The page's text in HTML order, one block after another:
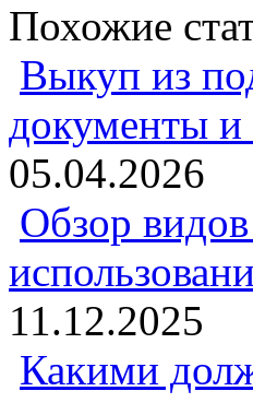
Похожие
Выкуп из
документы и
05.04.2026
Обзор
11.12.2025
Какими